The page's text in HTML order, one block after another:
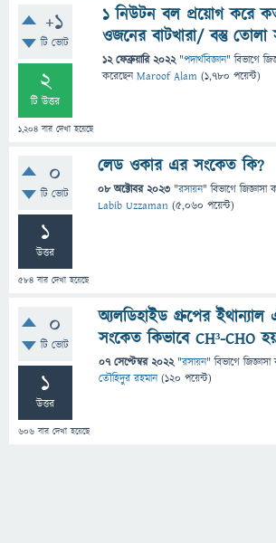
+1
টি ভোট
2
টি উত্তর
1,204 বার দেখা হয়েছে
1 নিউটন বল প্রয়োগ করে
ওজনের বাটখারা/ বস্তু তোলা
12 ফেব্রুয়ারি 2022 "পদার্থবিজ্ঞান" বিভাগে
করেছেনMaroof Alam (1,780 পয়েন্ট)
0
টি ভোট
1
উত্তর
584 বার দেখা হয়েছে
লেড ওকার এর সংকেত কি?
08 অক্টোবর 2023 "রসায়ন" বিভাগে জিজ্ঞাসা
Labib Uzzaman (5,060 পয়েন্ট)
0
টি ভোট
1
উত্তর
606 বার দেখা হয়েছে
অ্যলডিহাইড গ্রুপের ইথান্যাল
সংকেত কিভাবে CH³-CHO
07 সেপ্টেম্বর 2022 "রসায়ন" বিভাগে জিজ্ঞাসা
তৌহিদুর রহমান (120 পয়েন্ট)